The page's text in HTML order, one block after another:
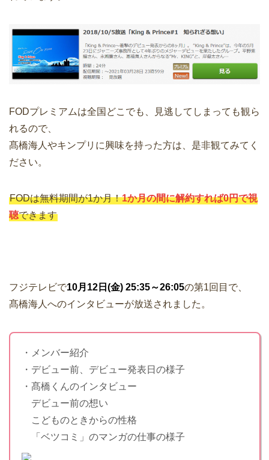
FODプレミアムは全国どこでも、見逃してしまっても観ら
れるので、
髙橋海人やキンプリに興味を持った方は、是非観てみてく
ださい。
FODは無料期間が1か月！1か月の間に解約すれば0円で視
聴できます
フジテレビで10月12日(金) 25:35～26:05の第1回目で、
髙橋海人へのインタビューが放送されました。
・メンバー紹介
・デビュー前、デビュー発表日の様子
・髙橋くんのインタビュー
デビュー前の想い
こどものときからの性格
「ベツコミ」のマンガの仕事の様子